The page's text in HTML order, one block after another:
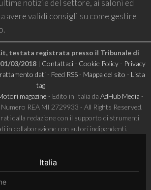
notizie del settore, ai saloni ed
avere validi consigli su come gestire
testata registrata presso il Tribunale di
03/2018| Contattaci- Cookie Policy- Privacy
dati- Feed RSS- Mappa del sito - Lista
tag
magazine - Edito in Italia da AdHub Media -
REA MI 2729933 - All Rights Reserved.
dalla redazione con il supporto di strumenti
in collaborazione con autori indipendenti.
Italia